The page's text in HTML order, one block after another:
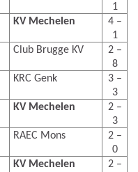
1
KV Mechelen
4 –
1
Club Brugge KV
2 –
8
KRC Genk
3 –
3
KV Mechelen
2 –
3
RAEC Mons
2 –
0
KV Mechelen
2 –